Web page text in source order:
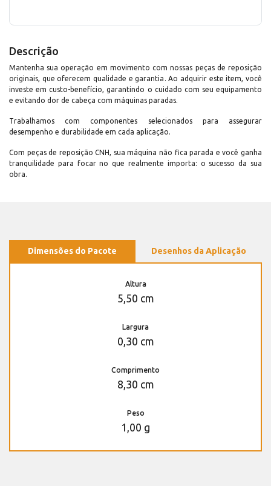
Descrição
Mantenha sua operação em movimento com nossas peças de reposição
originais, que oferecem qualidade e garantia. Ao adquirir este item, você
investe em custo-benefício, garantindo o cuidado com seu equipamento
e evitando dor de cabeça com máquinas paradas.
Trabalhamos com componentes selecionados para assegurar
desempenho e durabilidade em cada aplicação.
Com peças de reposição CNH, sua máquina não fica parada e você ganha
tranquilidade para focar no que realmente importa: o sucesso da sua
obra.
Dimensões do Pacote Desenhos da Aplicação
Altura
5,50 cm
Largura
0,30 cm
Comprimento
8,30 cm
Peso
1,00 g